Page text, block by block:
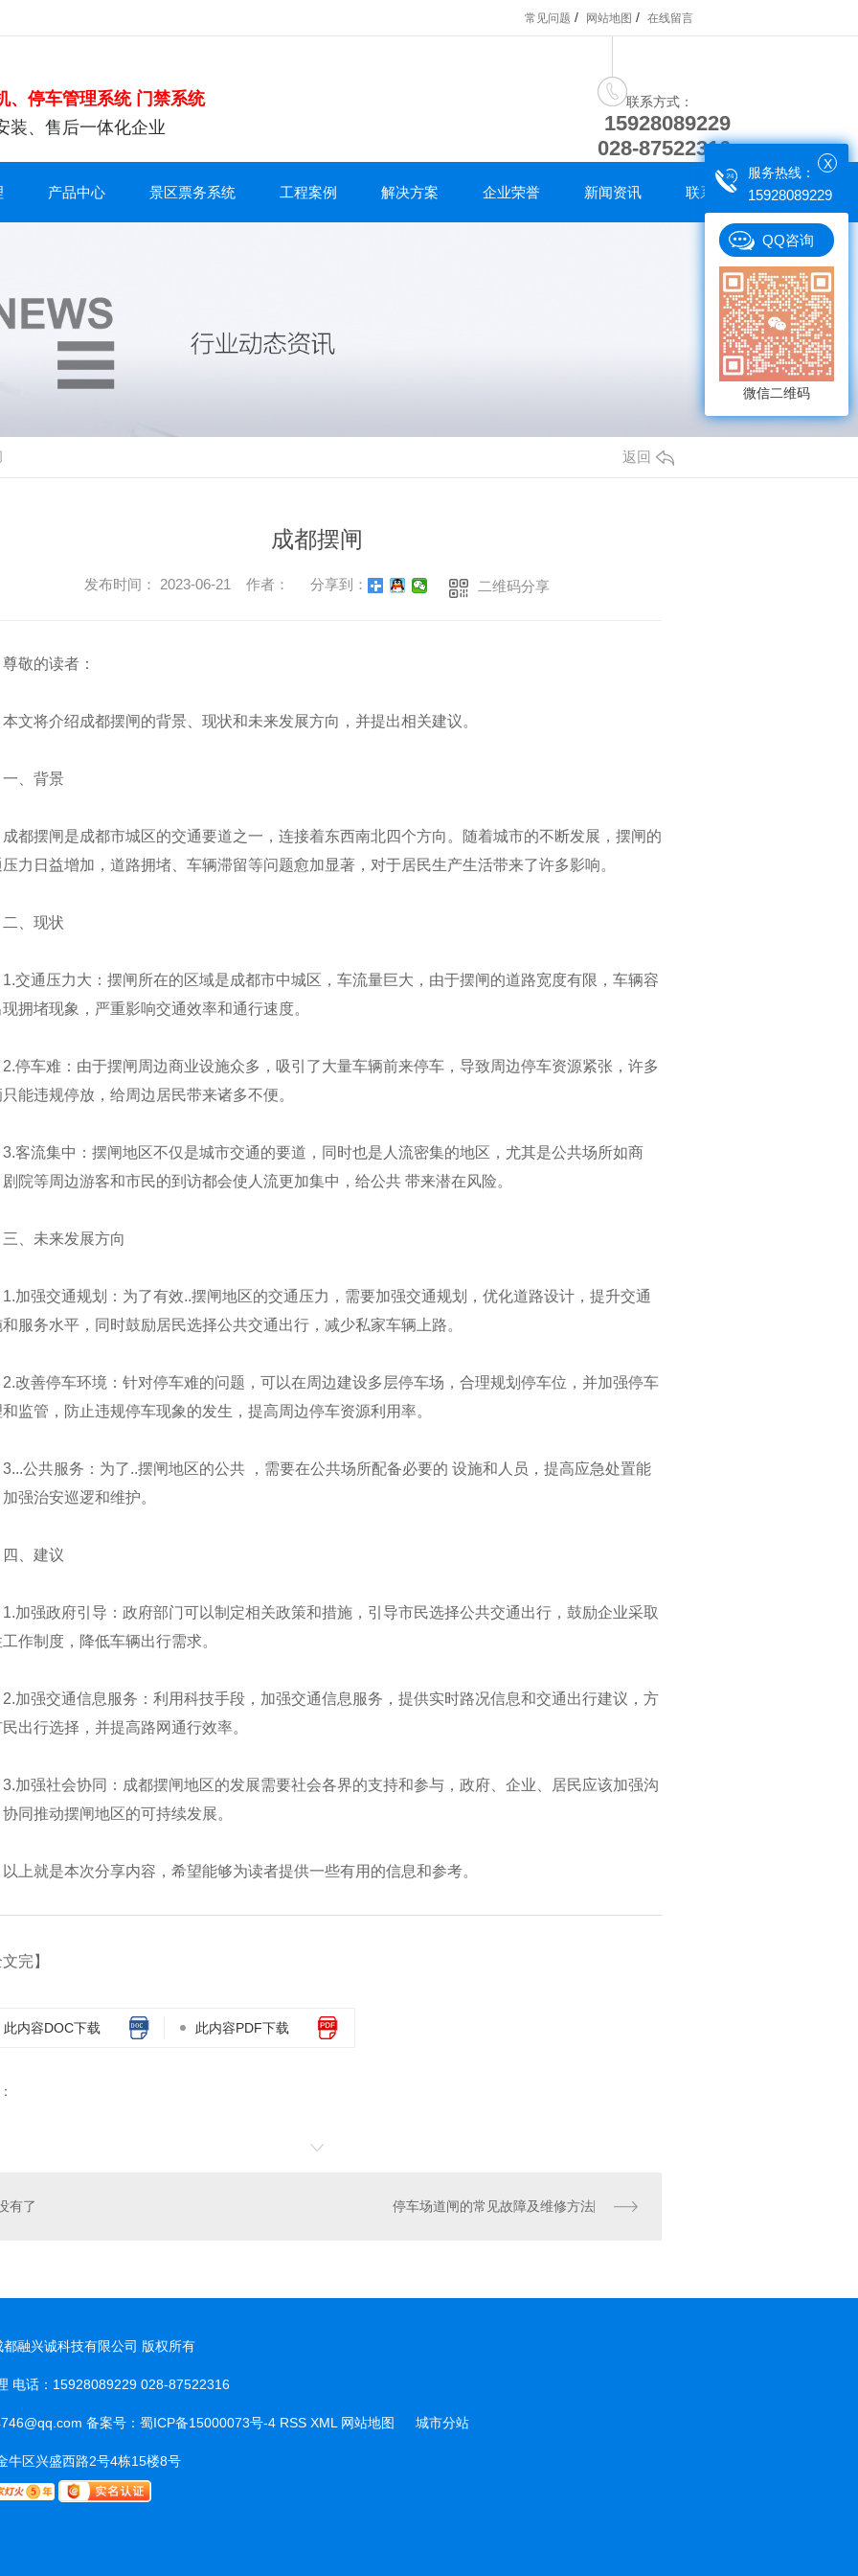
常见问题 / 网站地图 / 在线留言
、停车管理系统 门禁系统
装、售后一体化企业
联系方式：
15928089229
028-87522316
产品中心 景区票务系统 工程案例 解决方案 企业荣誉 新闻资讯 联系我们
返回
成都摆闸
发布时间： 2023-06-21 作者： 分享到： 二维码分享
尊敬的读者：
本文将介绍成都摆闸的背景、现状和未来发展方向，并提出相关建议。
一、背景
成都摆闸是成都市城区的交通要道之一，连接着东西南北四个方向。随着城市的不断发展，摆闸的
力日益增加，道路拥堵、车辆滞留等问题愈加显著，对于居民生产生活带来了许多影响。
二、现状
1.交通压力大：摆闸所在的区域是成都市中城区，车流量巨大，由于摆闸的道路宽度有限，车辆容
拥堵现象，严重影响交通效率和通行速度。
2.停车难：由于摆闸周边商业设施众多，吸引了大量车辆前来停车，导致周边停车资源紧张，许多
能违规停放，给周边居民带来诸多不便。
3.客流集中：摆闸地区不仅是城市交通的要道，同时也是人流密集的地区，尤其是公共场所如商
院等周边游客和市民的到访都会使人流更加集中，给公共 带来潜在风险。
三、未来发展方向
1.加强交通规划：为了有效..摆闸地区的交通压力，需要加强交通规划，优化道路设计，提升交通
服务水平，同时鼓励居民选择公共交通出行，减少私家车辆上路。
2.改善停车环境：针对停车难的问题，可以在周边建设多层停车场，合理规划停车位，并加强停车
监管，防止违规停车现象的发生，提高周边停车资源利用率。
3...公共服务：为了..摆闸地区的公共 ，需要在公共场所配备必要的 设施和人员，提高应急处置能
强治安巡逻和维护。
四、建议
1.加强政府引导：政府部门可以制定相关政策和措施，引导市民选择公共交通出行，鼓励企业采取
作制度，降低车辆出行需求。
2.加强交通信息服务：利用科技手段，加强交通信息服务，提供实时路况信息和交通出行建议，方
出行选择，并提高路网通行效率。
3.加强社会协同：成都摆闸地区的发展需要社会各界的支持和参与，政府、企业、居民应该加强沟
同推动摆闸地区的可持续发展。
以上就是本次分享内容，希望能够为读者提供一些有用的信息和参考。
文完】
此内容DOC下载 此内容PDF下载
有了 停车场道闸的常见故障及维修方法
融兴诚科技有限公司 版权所有
电话：15928089229 028-87522316
备案号： 蜀ICP备15000073号-4 RSS XML 网站地图 城市分站
城
牛区兴盛西路2号4栋15楼8号
X
服务热线：
15928089229
QQ咨询
微信二维码